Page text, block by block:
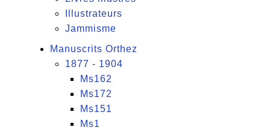
Illustrateurs
Jammisme
Manuscrits Orthez
1877 - 1904
Ms162
Ms172
Ms151
Ms1